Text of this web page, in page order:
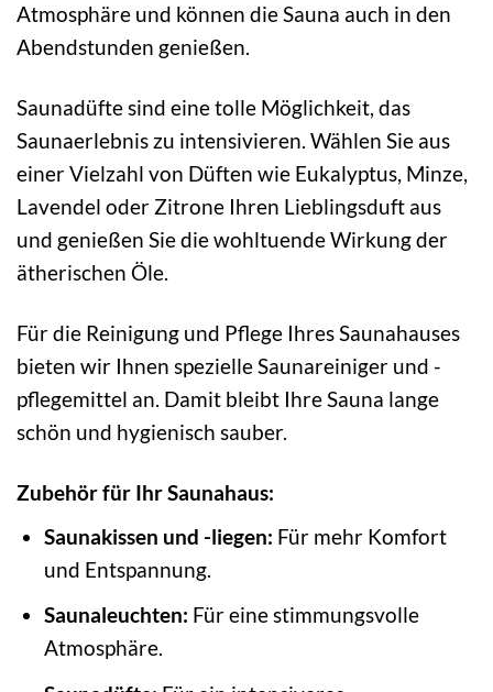
Atmosphäre und können die Sauna auch in den
Abendstunden genießen.
Saunadüfte sind eine tolle Möglichkeit, das
Saunaerlebnis zu intensivieren. Wählen Sie aus
einer Vielzahl von Düften wie Eukalyptus, Minze,
Lavendel oder Zitrone Ihren Lieblingsduft aus
und genießen Sie die wohltuende Wirkung der
ätherischen Öle.
Für die Reinigung und Pflege Ihres Saunahauses
bieten wir Ihnen spezielle Saunareiniger und -
pflegemittel an. Damit bleibt Ihre Sauna lange
schön und hygienisch sauber.
Zubehör für Ihr Saunahaus:
Saunakissen und -liegen: Für mehr Komfort
und Entspannung.
Saunaleuchten: Für eine stimmungsvolle
Atmosphäre.